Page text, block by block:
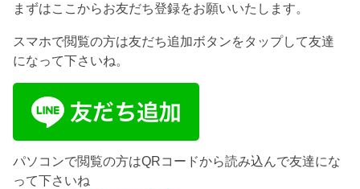
まずはここからお友だち登録をお願いいたします。
スマホで閲覧の方は友だち追加ボタンをタップして友達
になって下さいね。
パソコンで閲覧の方はQRコードから読み込んで友達にな
って下さいね